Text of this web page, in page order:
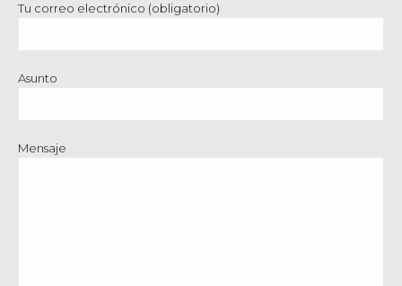
Tu correo electrónico (obligatorio)
Asunto
Mensaje